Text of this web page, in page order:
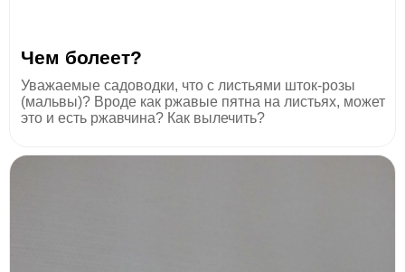
Чем болеет?
Уважаемые садоводки, что с листьями шток-розы
(мальвы)? Вроде как ржавые пятна на листьях, может
это и есть ржавчина? Как вылечить?